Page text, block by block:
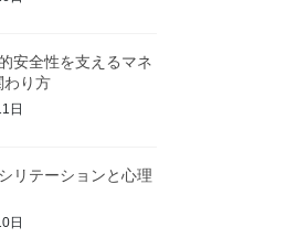
安全性を支えるマネ
わり方
日
リテーションと心理
日